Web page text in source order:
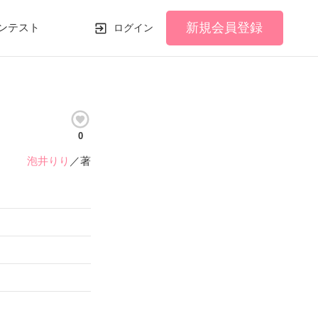
テスト ログイン 新規会員登録
0
泡井りり ／著